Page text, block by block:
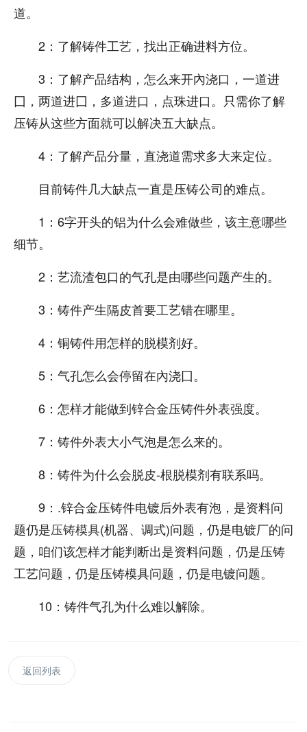
道。
2：了解铸件工艺，找出正确进料方位。
3：了解产品结构，怎么来开內浇口，一道进
囗，两道进囗，多道进口，点珠进口。只需你了解
压铸从这些方面就可以解决五大缺点。
4：了解产品分量，直浇道需求多大来定位。
目前铸件几大缺点一直是压铸公司的难点。
1：6字开头的铝为什么会难做些，该主意哪些
细节。
2：艺流渣包口的气孔是由哪些问题产生的。
3：铸件产生隔皮首要工艺错在哪里。
4：铜铸件用怎样的脱模剂好。
5：气孔怎么会停留在內浇囗。
6：怎样才能做到锌合金压铸件外表强度。
7：铸件外表大小气泡是怎么来的。
8：铸件为什么会脱皮-根脱模剂有联系吗。
9：.锌合金压铸件电镀后外表有泡，是资料问
题仍是压铸模具(机器、调式)问题，仍是电镀厂的问
题，咱们该怎样才能判断出是资料问题，仍是压铸
工艺问题，仍是压铸模具问题，仍是电镀问题。
10：铸件气孔为什么难以解除。
返回列表